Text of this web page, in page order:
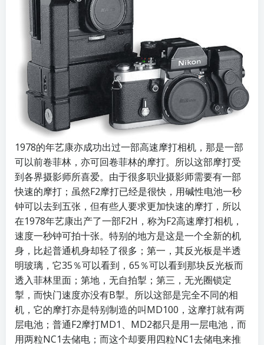
1978的年艺康亦成功出过一部高速摩打相机，那是一部
可以前卷菲林，亦可回卷菲林的摩打。所以这部摩打受
到各界摄影师所喜爱。由于很多职业摄影师需要有一部
快速的摩打；虽然F2摩打已经是很快，用碱性电池一秒
钟可以去到五张，但有些人要求更加快速的摩打，所以
在1978年艺康出产了一部F2H，称为F2高速摩打相机，
速度一秒钟可拍十张。特别的地方是这是一个全新的机
身，比起普通机身却轻了很多；第一，其反光板是半透
明玻璃，它35％可以看到，65％可以看到那块反光板而
透入菲林里面；第地，无自拍掣；第三，无光圈锁定
掣，而快门速度亦没有B掣。所以这部是完全不同的相
机，它的摩打亦是特别制造的叫MD100，这摩打就有两
层电池；普通F2摩打MD1、MD2都只是用一层电池，而
用两粒NC1去储电；而这个却要用四粒NC1去储电来推